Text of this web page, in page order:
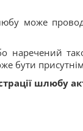
може
наречений
бути
шлюбу